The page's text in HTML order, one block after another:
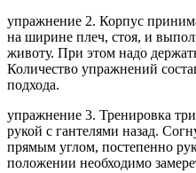
упражнение 2. Корпус
на ширине плеч, стоя, и
животу. При этом надо
Количество упражнений
подхода.
упражнение 3. Тренировка
рукой с гантелями назад.
прямым углом, постепенно
положении необходимо